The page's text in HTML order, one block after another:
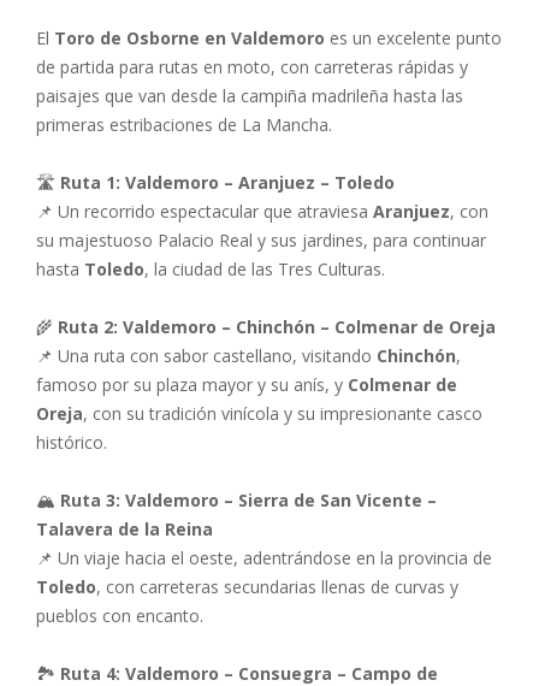
El Toro de Osborne en Valdemoro es un excelente punto
de partida para rutas en moto, con carreteras rápidas y
paisajes que van desde la campiña madrileña hasta las
primeras estribaciones de La Mancha.
🛣 Ruta 1: Valdemoro – Aranjuez – Toledo
📌 Un recorrido espectacular que atraviesa Aranjuez, con
su majestuoso Palacio Real y sus jardines, para continuar
hasta Toledo, la ciudad de las Tres Culturas.
🌾 Ruta 2: Valdemoro – Chinchón – Colmenar de Oreja
📌 Una ruta con sabor castellano, visitando Chinchón,
famoso por su plaza mayor y su anís, y Colmenar de
Oreja, con su tradición vinícola y su impresionante casco
histórico.
🏔 Ruta 3: Valdemoro – Sierra de San Vicente –
Talavera de la Reina
📌 Un viaje hacia el oeste, adentrándose en la provincia de
Toledo, con carreteras secundarias llenas de curvas y
pueblos con encanto.
🏞 Ruta 4: Valdemoro – Consuegra – Campo de